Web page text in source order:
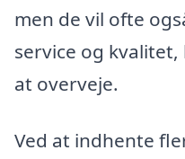
men de vil ofte
service og
at overveje.
Ved at indhente